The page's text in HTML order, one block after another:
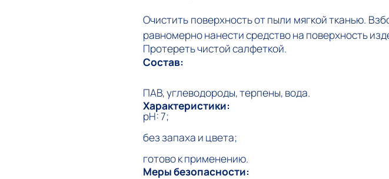
Очистить поверхность от пыли мягкой тканью.
равномерно нанести средство на поверхность
Протереть чистой салфеткой.
Состав:
ПАВ, углеводороды, терпены, вода.
Характеристики:
рН: 7;
без запаха и цвета;
готово к применению.
Меры безопасности: